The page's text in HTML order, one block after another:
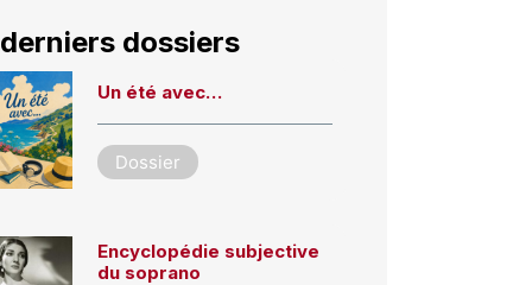
dossiers
Un été avec…
Dossier
Encyclopédie subjective
du soprano